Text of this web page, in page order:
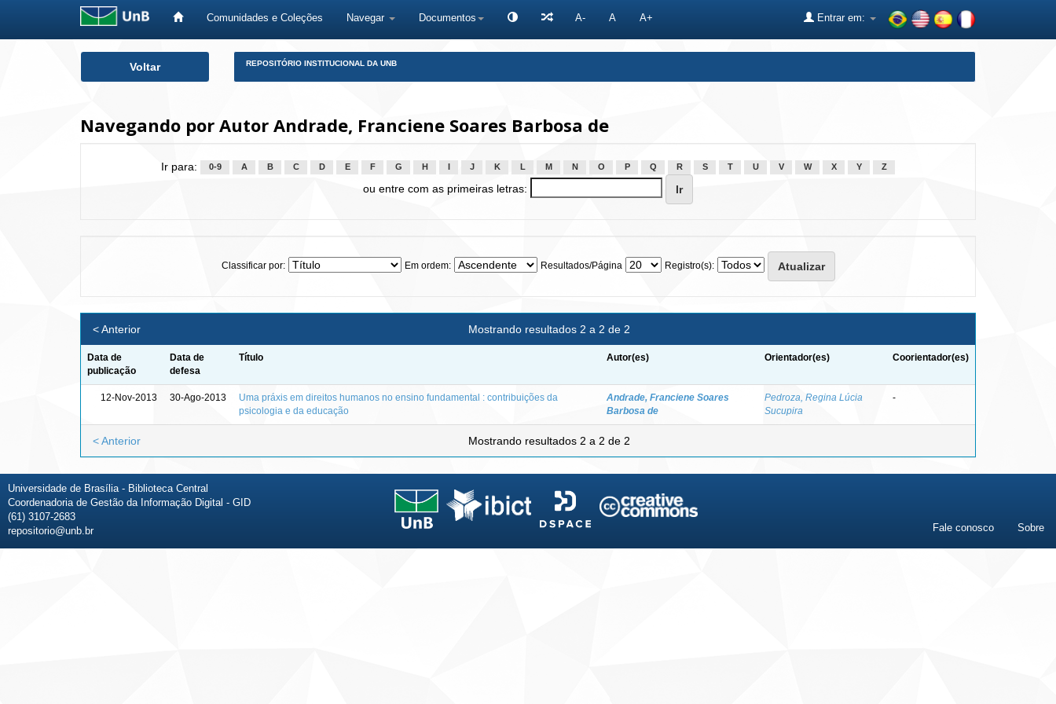
Comunidades e Coleções Navegar Documentos A- A A+ Entrar em:
Voltar REPOSITÓRIO INSTITUCIONAL DA UNB
Navegando por Autor Andrade, Franciene Soares Barbosa de
Ir para: 0-9 A B C D E F G H J K L M N O P Q R S T U V W X Y Z
ou entre com as primeiras letras:
Classificar por: Em ordem: Resultados/Página Registro(s):
Mostrando resultados 2 a 2 de 2
< Anterior
Data de
publicação
Data de
defesa
Título Autor(es) Orientador(es) Coorientador(es)
12-Nov-2013 30-Ago-2013
Uma práxis em direitos humanos no ensino fundamental : contribuições da
psicologia e da educação
Andrade, Franciene Soares
Barbosa de
Pedroza, Regina Lúcia
Sucupira
-
Mostrando resultados 2 a 2 de 2
< Anterior
Universidade de Brasília - Biblioteca Central
Coordenadoria de Gestão da Informação Digital - GID
(61) 3107-2683
repositorio@unb.br
Fale conosco Sobre